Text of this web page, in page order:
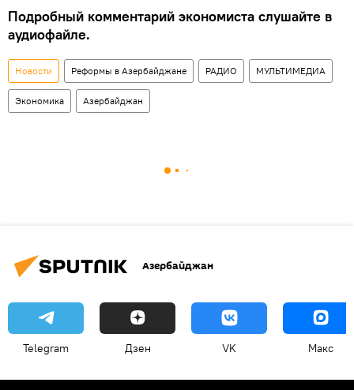
Подробный комментарий экономиста слушайте в
аудиофайле.
Новости Реформы в Азербайджане РАДИО МУЛЬТИМЕДИА
Экономика Азербайджан
Азербайджан
Telegram Дзен VK Макс